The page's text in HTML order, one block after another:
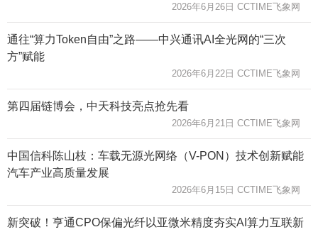
2026年6月26日 CCTIME飞象网
通往“算力Token自由”之路——中兴通讯AI全光网的“三次
方”赋能
2026年6月22日 CCTIME飞象网
第四届链博会，中天科技亮点抢先看
2026年6月21日 CCTIME飞象网
中国信科陈山枝：车载无源光网络（V-PON）技术创新赋能
汽车产业高质量发展
2026年6月15日 CCTIME飞象网
新突破！亨通CPO保偏光纤以亚微米精度夯实AI算力互联新